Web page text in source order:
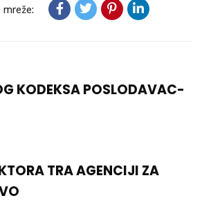
KODEKSA POSLODAVAC-
TRA AGENCIJI ZA